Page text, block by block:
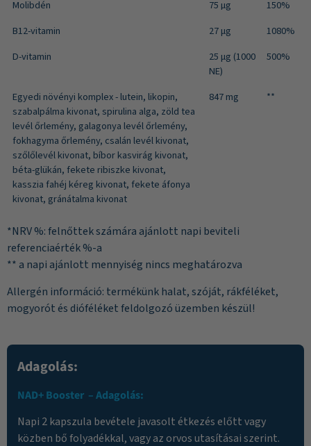
Molibdén
75 µg
150%
B12-vitamin
27 μg
1080%
D-vitamin
25 μg (1000
NE)
500%
Egyedi növényi komplex - lutein, likopin,
szabalpálma kivonat, spirulina alga, zöld tea
levél őrlemény, galagonya levél őrlemény,
fokhagyma őrlemény, csalán levél kivonat,
szőlőlevél kivonat, bíbor kasvirág kivonat,
béta-glükán, fekete ribiszke kivonat,
kasszia fahéj kéreg kivonat, fekete áfonya
kivonat, gránátalma kivonat
847 mg **
*NRV %: felnőttek számára ajánlott napi beviteli
referenciaérték %-a
** a napi ajánlott mennyiség nincs meghatározva
Allergén információ: termékünk halat, szóját, rákféléket,
mogyorót és dióféléket feldolgozó üzemben készül!
Adagolás:
NAD+ Booster – Adagolás:
Napi 2 kapszula bevétele javasolt étkezés előtt vagy
közben bő folyadékkal, vagy az orvos utasításai szerint.